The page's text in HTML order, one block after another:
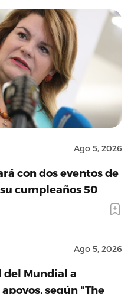
Ago 5, 2026
con dos eventos de
cumpleaños 50
Ago 5, 2026
Mundial a
según "The